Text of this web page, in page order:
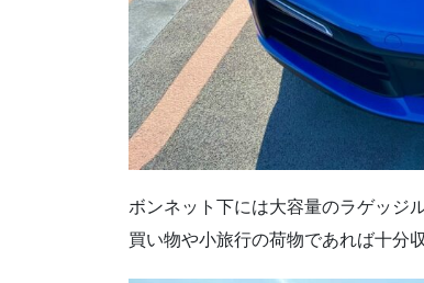
ボンネット下には大容量のラゲッジ
買い物や小旅行の荷物であれば十分